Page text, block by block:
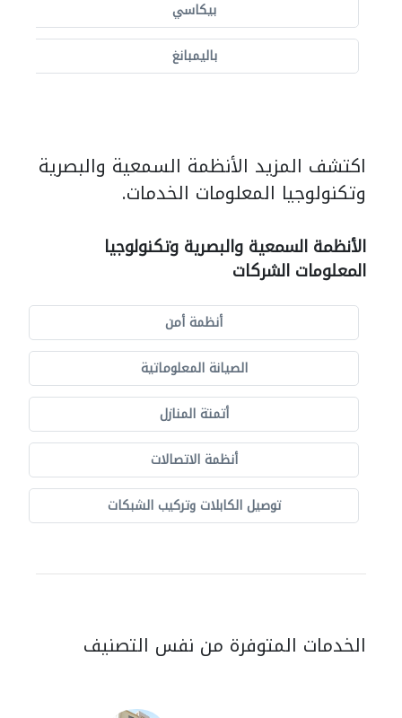
بيكاسي
باليمبانغ
اكتشف المزيد الأنظمة السمعية والبصرية
وتكنولوجيا المعلومات الخدمات.
الأنظمة السمعية والبصرية وتكنولوجيا
المعلومات الشركات
أنظمة أمن
الصيانة المعلوماتية
أتمتة المنازل
أنظمة الاتصالات
توصيل الكابلات وتركيب الشبكات
الخدمات المتوفرة من نفس التصنيف